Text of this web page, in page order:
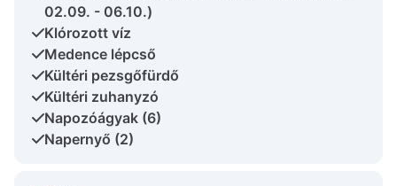
02.09. - 06.10.)
Klórozott víz
Medence lépcső
Kültéri pezsgőfürdő
Kültéri zuhanyzó
Napozóágyak (6)
Napernyő (2)